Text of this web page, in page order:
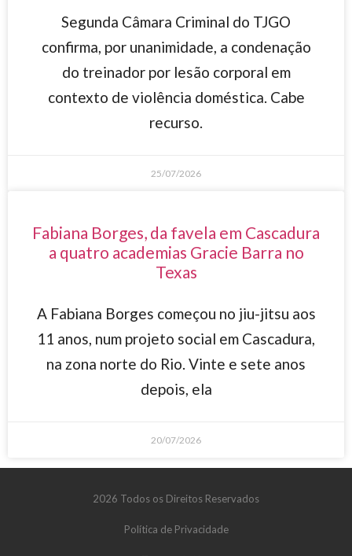
Segunda Câmara Criminal do TJGO
confirma, por unanimidade, a condenação
do treinador por lesão corporal em
contexto de violência doméstica. Cabe
recurso.
25/07/2026
Fabiana Borges, da favela em Cascadura
a quatro academias Gracie Barra no
Texas
A Fabiana Borges começou no jiu-jitsu aos
11 anos, num projeto social em Cascadura,
na zona norte do Rio. Vinte e sete anos
depois, ela
20/07/2026
2026 Todos os Direitos Reservados
Política de Privacidade